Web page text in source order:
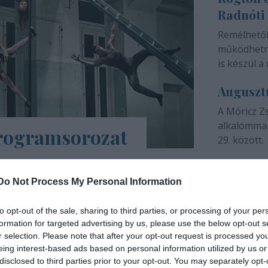
Not Process My Personal Information
opt-out of the sale, sharing to third parties, or processing of your
for targeted advertising by us, please use the below opt-out
selection. Please note that after your opt-out request is processed
interest-based ads based on personal information utilized by us
to third parties prior to your opt-out. You may separately
Háza e-Trafó elnevezésű
tartalmas, a digitális platformokon
online táncórák, live setek,
színházunk
Radnóti
is készül a
A Móricz
29. között.
INTERJÚ